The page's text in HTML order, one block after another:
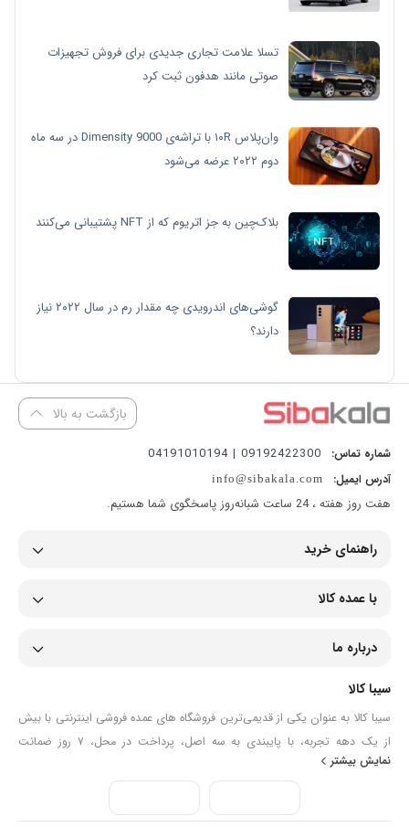
تسلا علامت تجاری جدیدی برای فروش تجهیزات
صوتی مانند هدفون ثبت کرد
وان‌پلاس ۱۰R با تراشه‌ی Dimensity 9000 در سه ماه
دوم ۲۰۲۲ عرضه می‌شود
بلاک‌چین به جز اتریوم که از NFT پشتیبانی می‌کنند
گوشی‌های اندرویدی چه مقدار رم در سال ۲۰۲۲ نیاز
دارند؟
بازگشت به بالا
شماره تماس: 09192422300 | 04191010194
آدرس ایمیل: info@sibakala.com
هفت روز هفته ، 24 ساعت شبانه‌روز پاسخگوی شما هستیم.
راهنمای خرید
با عمده کالا
درباره ما
سیبا کالا
سیبا کالا به عنوان یکی از قدیمی‌ترین فروشگاه های عمده فروشی اینترنتی با بیش
از یک دهه تجربه، با پایبندی به سه اصل، پرداخت در محل، ۷ روز ضمانت
بازگشت کالا و تضمین اصل‌بودن کالا موفق شده تا همگام با فروشگاه‌های معتبر
جهان، به بزرگ‌ترین فروشگاه اینترنتی ایران تبدیل شود. به محض ورود به سایت
سیبا کالا با دنیایی از کالا رو به رو می‌شوید! هر آنچه که نیاز دارید و به ذهن شما
نمایش بیشتر